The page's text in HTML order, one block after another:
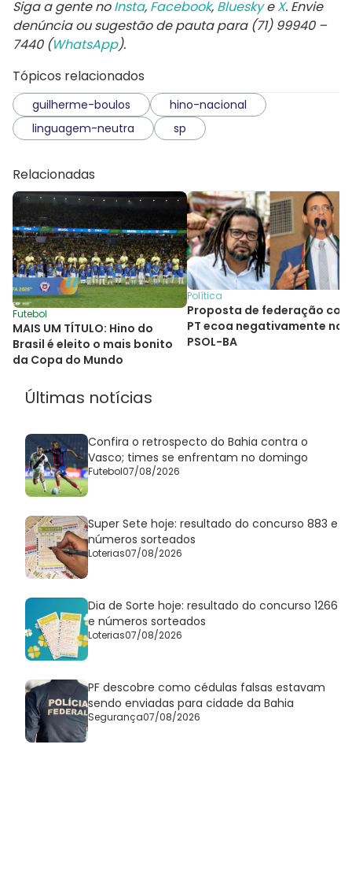
Siga a gente noInsta, Facebook, BlueskyeX. Envie
denúncia ou sugestão de pauta para (71) 99940 –
7440 (WhatsApp).
Tópicos relacionados
guilherme-boulos
hino-nacional
linguagem-neutra
sp
Relacionadas
Futebol
MAIS UM TÍTULO: Hino do
Brasil é eleito o mais bonito
da Copa do Mundo
Política
Proposta de federação com
PT ecoa negativamente no
PSOL-BA
Últimas notícias
Confira o retrospecto do Bahia contra o
Vasco; times se enfrentam no domingo
Futebol07/08/2026
Super Sete hoje: resultado do concurso 883 e
números sorteados
Loterias07/08/2026
Dia de Sorte hoje: resultado do concurso 1266
e números sorteados
Loterias07/08/2026
PF descobre como cédulas falsas estavam
sendo enviadas para cidade da Bahia
Segurança07/08/2026